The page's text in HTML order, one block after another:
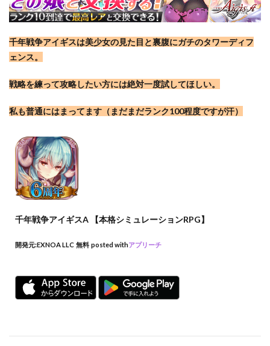
千年戦争アイギスは美少女の見た目と裏腹にガチのタワーディフ
ェンス。
戦略を練って攻略したい方には絶対一度試してほしい。
私も普通にはまってます（まだまだランク100程度ですが汗）
千年戦争アイギスA 【本格シミュレーションRPG】
開発元:EXNOA LLC 無料 posted withアプリーチ